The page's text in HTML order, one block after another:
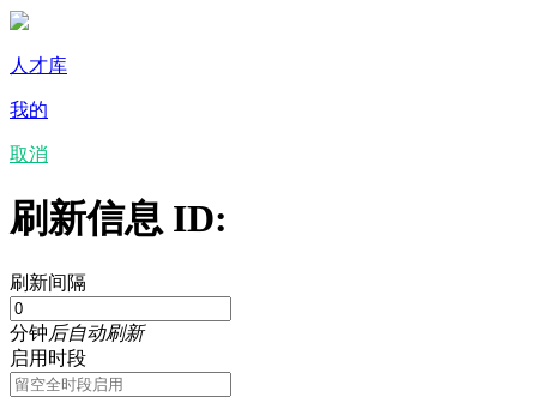
人才库
我的
取消
刷新信息 ID:
刷新间隔
分钟后自动刷新
启用时段